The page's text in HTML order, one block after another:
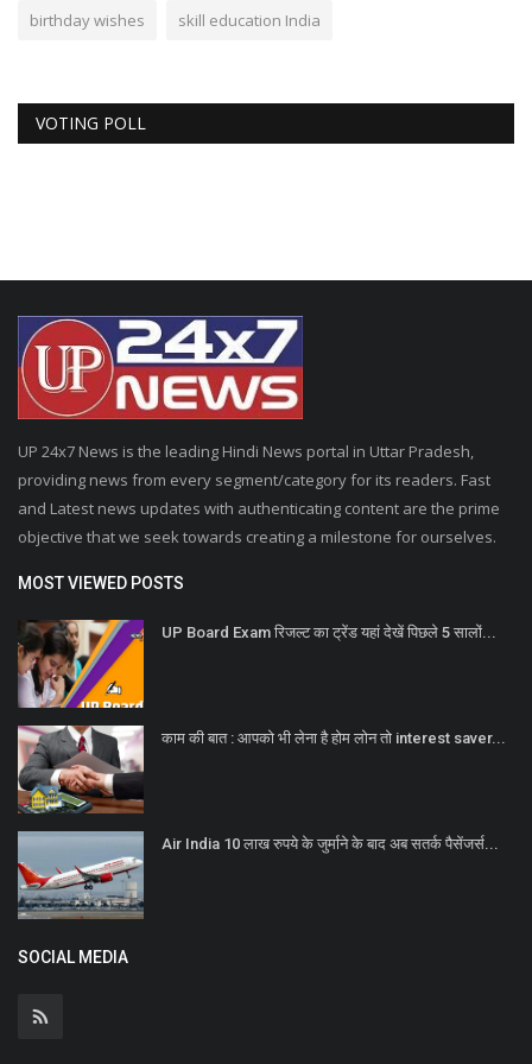
birthday wishes skill education India
VOTING POLL
UP 24x7 News is the leading Hindi News portal in Uttar Pradesh,
providing news from every segment/category for its readers. Fast
and Latest news updates with authenticating content are the prime
objective that we seek towards creating a milestone for ourselves.
MOST VIEWED POSTS
UP Board Exam रिजल्ट का ट्रेंड यहां देखें पिछले 5 सालों...
काम की बात : आपको भी लेना है होम लोन तो interest saver...
Air India 10 लाख रुपये के जुर्माने के बाद अब सतर्क पैसेंजर्स...
SOCIAL MEDIA